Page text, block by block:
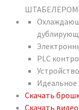
ШТАБЕЛЕРОМ
PLC
Скачать
Скачать видео